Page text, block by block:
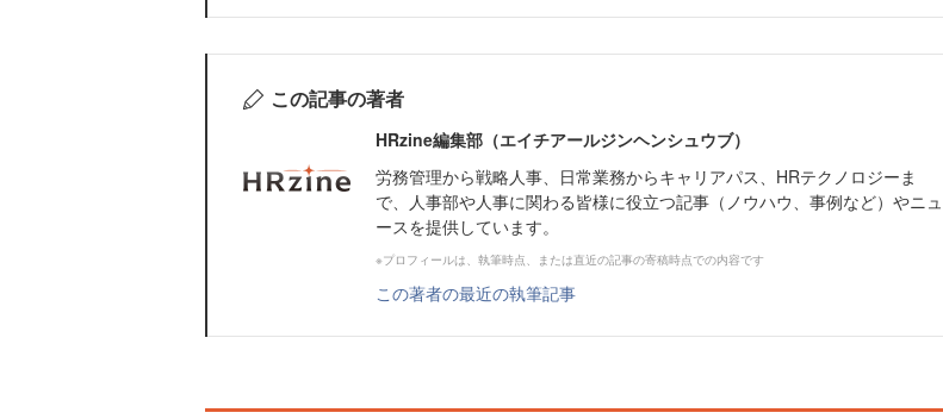
この記事の著者
HRzine編集部（エイチアールジンヘンシュウブ）
労務管理から戦略人事、日常業務からキャリアパス、HRテクノロジーま
で、人事部や人事に関わる皆様に役立つ記事（ノウハウ、事例など）やニュ
ースを提供しています。
※プロフィールは、執筆時点、または直近の記事の寄稿時点での内容です
この著者の最近の執筆記事